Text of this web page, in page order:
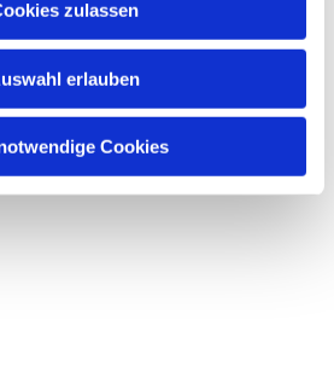
zulassen
erlauben
Cookies